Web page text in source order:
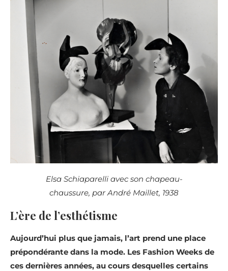
Elsa Schiaparelli avec son chapeau-
chaussure, par André Maillet, 1938
L’ère de l’esthétisme
Aujourd’hui plus que jamais, l’art prend une place
prépondérante dans la mode. Les Fashion Weeks de
ces dernières années, au cours desquelles certains